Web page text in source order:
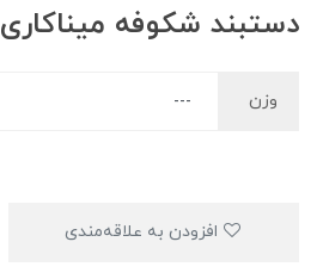
دستبند شکوفه میناکاری
وزن